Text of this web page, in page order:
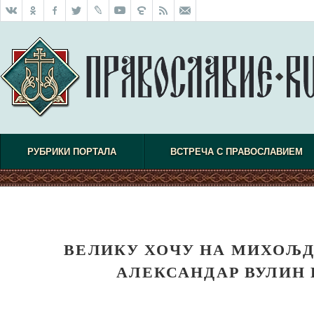
РУБРИКИ ПОРТАЛА ВСТРЕЧА С ПРАВОСЛАВИЕМ
ВЕЛИКУ ХОЧУ НА
АЛЕКСАНДАР